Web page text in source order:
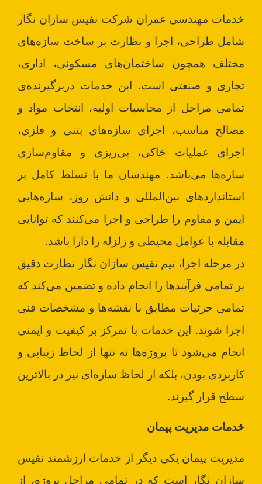
خدمات مهندسی عمران شرکت نفیس سازان نگار
شامل طراحی، اجرا و نظارت بر ساخت سازه‌های
مختلف همچون ساختمان‌های مسکونی، اداری،
تجاری و صنعتی است. این خدمات دربرگیرنده‌ی
تمامی مراحل از محاسبات اولیه، انتخاب مواد و
مصالح مناسب، اجرای سازه‌های بتنی و فلزی،
اجرای عملیات خاکی، پی‌ریزی و مقاوم‌سازی
سازه‌ها می‌باشد. مهندسان ما با تسلط کامل بر
استانداردهای بین‌المللی و دانش روز، سازه‌هایی
ایمن و مقاوم را طراحی و اجرا می‌کنند که توانایی
مقابله با عوامل محیطی و زلزله را دارا باشد.
در مرحله اجرا، تیم نفیس سازان نگار نظارت دقیق
بر تمامی فرآیندها را انجام داده و تضمین می‌کند که
تمامی جزئیات مطابق با نقشه‌ها و مشخصات فنی
اجرا شوند. این خدمات با تمرکز بر کیفیت و ایمنی
انجام می‌شود تا پروژه‌ها نه تنها از لحاظ زیبایی و
کاربردی بودن، بلکه از لحاظ سازه‌ای نیز در بالاترین
سطح قرار گیرند.
خدمات مدیریت پیمان
مدیریت پیمان یکی دیگر از خدمات ارزشمند نفیس
سازان نگار است که در تمامی مراحل پروژه، از